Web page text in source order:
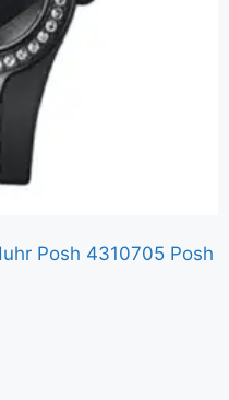
Posh 4310705 Posh